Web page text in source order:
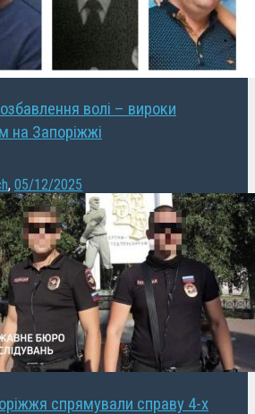
волі – вироки
на Запоріжжі
, 05/12/2025
спрямували справу 4-х